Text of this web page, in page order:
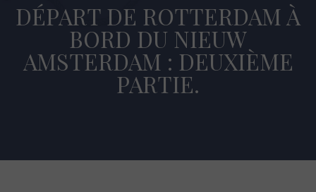
DÉPART DE ROTTERDAM À
BORD DU NIEUW
AMSTERDAM : DEUXIÈME
PARTIE.